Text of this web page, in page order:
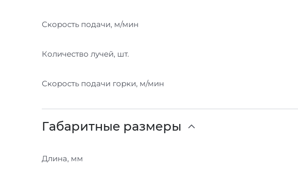
Скорость подачи, м/мин
Количество лучей, шт.
Скорость подачи горки, м/мин
Габаритные размеры
Длина, мм